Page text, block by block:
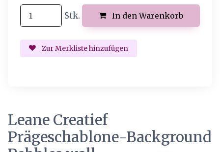
Stk. In den Warenkorb
Zur Merkliste hinzufügen
Leane Creatief
Prägeschablone-Background